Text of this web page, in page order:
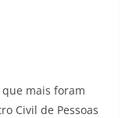
que mais foram
Civil de Pessoas